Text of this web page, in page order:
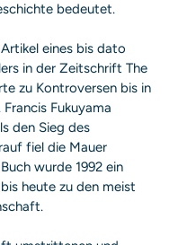
bedeutet.
eines bis dato
in der Zeitschrift The
zu Kontroversen bis in
Fukuyama
den Sieg des
fiel die Mauer
wurde 1992 ein
heute zu den meist